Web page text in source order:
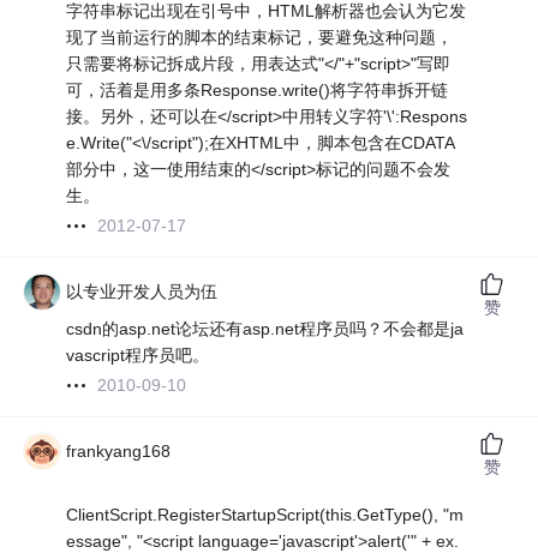
字符串标记出现在引号中，HTML解析器也会认为它发
现了当前运行的脚本的结束标记，要避免这种问题，
只需要将标记拆成片段，用表达式"</"+"script>"写即
可，活着是用多条Response.write()将字符串拆开链
接。另外，还可以在</script>中用转义字符'\':Respons
e.Write("<\/script");在XHTML中，脚本包含在CDATA
部分中，这一使用结束的</script>标记的问题不会发
生。
2012-07-17
以专业开发人员为伍
csdn的asp.net论坛还有asp.net程序员吗？不会都是ja
vascript程序员吧。
2010-09-10
赞
frankyang168
ClientScript.RegisterStartupScript(this.GetType(), "m
essage", "<script language='javascript'>alert('" + ex.
赞